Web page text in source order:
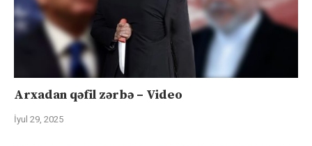
Arxadan qəfil zərbə – Video
İyul 29, 2025